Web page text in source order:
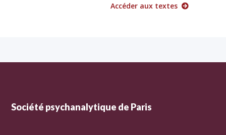
Accéder aux textes
Société psychanalytique de Paris